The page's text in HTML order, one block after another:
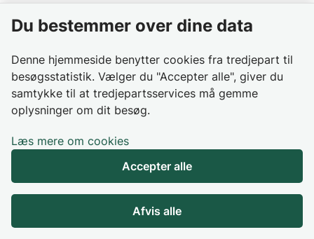
Du bestemmer over dine data
Denne hjemmeside benytter cookies fra tredjepart til
besøgsstatistik. Vælger du "Accepter alle", giver du
samtykke til at tredjepartsservices må gemme
oplysninger om dit besøg.
Læs mere om cookies
Accepter alle
Afvis alle